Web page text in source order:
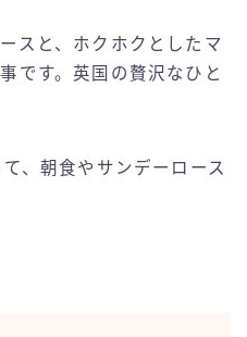
スと、ホクホクとしたマ
です。英国の贅沢なひと
、朝食やサンデーロース